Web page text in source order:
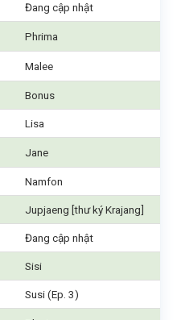
Đang cập nhật
Phrima
Malee
Bonus
Lisa
Jane
Namfon
Jupjaeng [thư ký Krajang]
Đang cập nhật
Sisi
Susi (Ep. 3)